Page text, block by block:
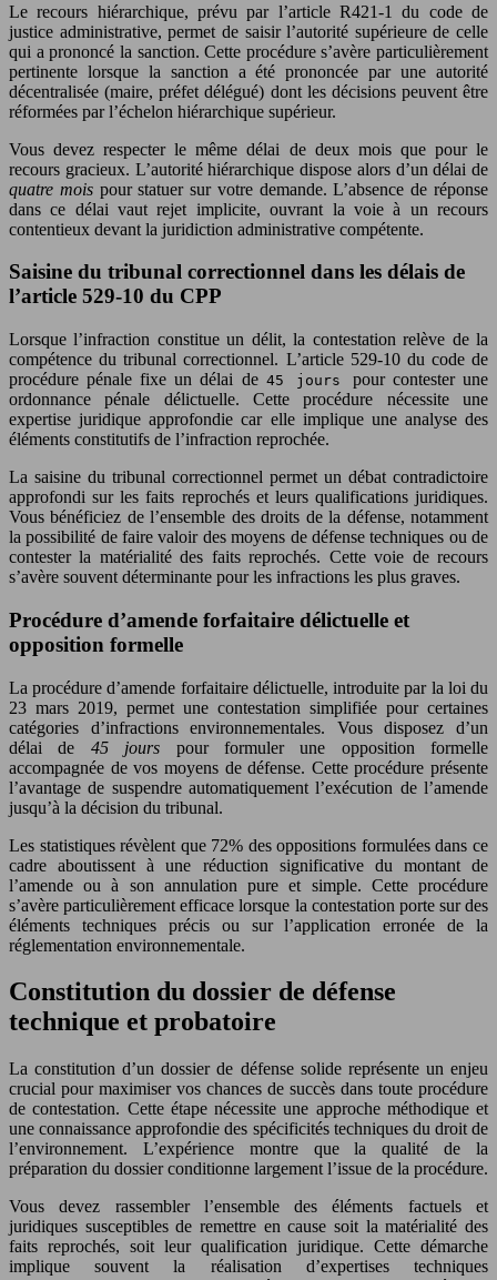
Le recours hiérarchique, prévu par l’article R421-1 du code de
justice administrative, permet de saisir l’autorité supérieure de celle
qui a prononcé la sanction. Cette procédure s’avère particulièrement
pertinente lorsque la sanction a été prononcée par une autorité
décentralisée (maire, préfet délégué) dont les décisions peuvent être
réformées par l’échelon hiérarchique supérieur.
Vous devez respecter le même délai de deux mois que pour le
recours gracieux. L’autorité hiérarchique dispose alors d’un délai de
quatre mois pour statuer sur votre demande. L’absence de réponse
dans ce délai vaut rejet implicite, ouvrant la voie à un recours
contentieux devant la juridiction administrative compétente.
Saisine du tribunal correctionnel dans les délais de
l’article 529-10 du CPP
Lorsque l’infraction constitue un délit, la contestation relève de la
compétence du tribunal correctionnel. L’article 529-10 du code de
procédure pénale fixe un délai de 45 jours pour contester une
ordonnance pénale délictuelle. Cette procédure nécessite une
expertise juridique approfondie car elle implique une analyse des
éléments constitutifs de l’infraction reprochée.
La saisine du tribunal correctionnel permet un débat contradictoire
approfondi sur les faits reprochés et leurs qualifications juridiques.
Vous bénéficiez de l’ensemble des droits de la défense, notamment
la possibilité de faire valoir des moyens de défense techniques ou de
contester la matérialité des faits reprochés. Cette voie de recours
s’avère souvent déterminante pour les infractions les plus graves.
Procédure d’amende forfaitaire délictuelle et
opposition formelle
La procédure d’amende forfaitaire délictuelle, introduite par la loi du
23 mars 2019, permet une contestation simplifiée pour certaines
catégories d’infractions environnementales. Vous disposez d’un
délai de 45 jours pour formuler une opposition formelle
accompagnée de vos moyens de défense. Cette procédure présente
l’avantage de suspendre automatiquement l’exécution de l’amende
jusqu’à la décision du tribunal.
Les statistiques révèlent que 72% des oppositions formulées dans ce
cadre aboutissent à une réduction significative du montant de
l’amende ou à son annulation pure et simple. Cette procédure
s’avère particulièrement efficace lorsque la contestation porte sur des
éléments techniques précis ou sur l’application erronée de la
réglementation environnementale.
Constitution du dossier de défense
technique et probatoire
La constitution d’un dossier de défense solide représente un enjeu
crucial pour maximiser vos chances de succès dans toute procédure
de contestation. Cette étape nécessite une approche méthodique et
une connaissance approfondie des spécificités techniques du droit de
l’environnement. L’expérience montre que la qualité de la
préparation du dossier conditionne largement l’issue de la procédure.
Vous devez rassembler l’ensemble des éléments factuels et
juridiques susceptibles de remettre en cause soit la matérialité des
faits reprochés, soit leur qualification juridique. Cette démarche
implique souvent la réalisation d’expertises techniques